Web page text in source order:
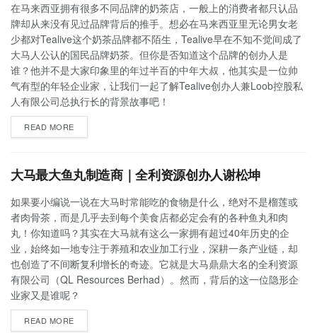
在马来西亚拥有很多不同品牌的奶茶店，一般上的消费者都只认品
牌却从来没有见过品牌背后的推手。想必在马来西亚里无论男女老
少都对Tealive这个奶茶品牌都不陌生，Tealive早在不知不觉间成了
大马人公认的国民品牌奶茶。但你是否知道这个品牌的创办人是
谁？他并不是大家印象里的年过半百的中年大叔，他其实是一位帅
气有型的年轻企业家，让我们一起了解Tealive创办人兼Loob控股私
人有限公司总执行长的背景故事吧！
READ MORE
大马最大鱼丸制造商｜全利资源创办人谢松坤
如果要小编说一说在大马时常能吃的食物是什么，绝对不是榴莲或
者肉骨茶，而是几乎去到每个美食店都必定会有的各种鱼丸和肉
丸！你知道吗？其实在大马就有这么一家拥有超过40年历史的企
业，始终如一地专注于养殖和农业加工行业，深耕一条产业链，却
也创造了不间断复利增长的奇迹。它就是大马鼎鼎大名的全利资源
有限公司（QL Resources Berhad）。然而，背后的这一位隐形企
业家又是谁呢？
READ MORE